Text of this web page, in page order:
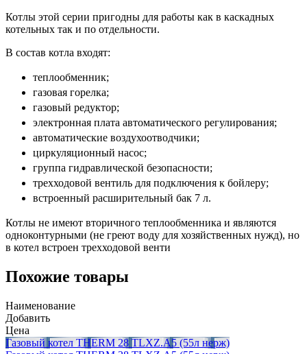
Котлы этой серии пригодны для работы как в каскадных
котельных так и по отдельности.
В состав котла входят:
теплообменник;
газовая горелка;
газовый редуктор;
электронная плата автоматического регулирования;
автоматические воздухоотводчики;
циркуляционный насос;
группа гидравлической безопасности;
трехходовой вентиль для подключения к бойлеру;
встроенный расширительный бак 7 л.
Котлы не имеют вторичного теплообменника и являются
одноконтурными (не греют воду для хозяйственных нужд), но
в котел встроен трехходовой венти
Похожие товары
Наименование
Добавить
Цена
Газовый котел THERM 28 TLXZ.A5 (55л нерж)